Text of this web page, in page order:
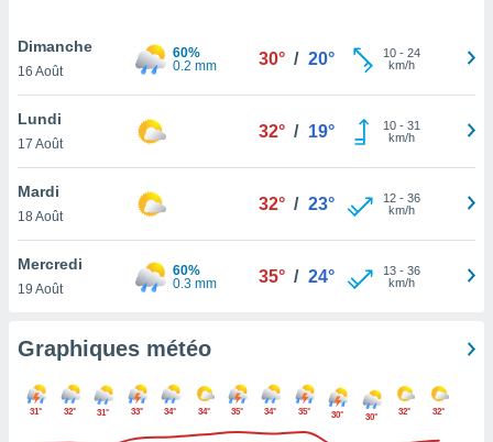
pas
de
à
cas,
que
sur le
et que
ne
Dimanche
16 Août
60%
0.2 mm
30° / 20° 10- 24
km/h
Lundi
17 Août
32° / 19° 10- 31
km/h
Mardi
18 Août
32° / 23° 12- 36
km/h
Mercredi
19 Août
60%
0.3 mm
35° / 24° 13- 36
km/h
Graphiques météo
31° 32° 31° 33° 34° 34° 35° 34° 35° 30° 30°
32° 32°